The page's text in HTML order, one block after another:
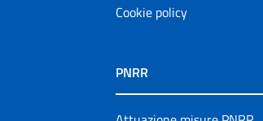
Cookie policy
PNRR